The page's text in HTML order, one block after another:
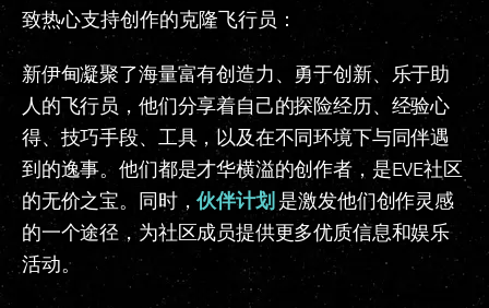
致热心支持创作的克隆飞行员：
新伊甸凝聚了海量富有创造力、勇于创新、乐于助
人的飞行员，他们分享着自己的探险经历、经验心
得、技巧手段、工具，以及在不同环境下与同伴遇
到的逸事。他们都是才华横溢的创作者，是EVE社区
的无价之宝。同时，伙伴计划 是激发他们创作灵感
的一个途径，为社区成员提供更多优质信息和娱乐
活动。